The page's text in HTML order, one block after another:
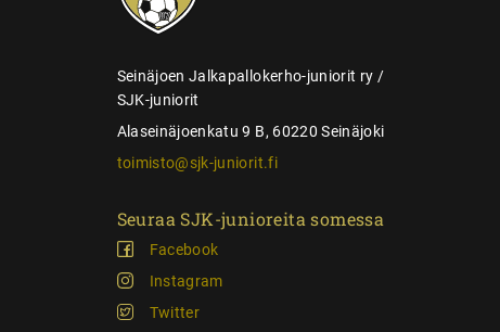
Seinäjoen Jalkapallokerho-juniorit ry /
SJK-juniorit
Alaseinäjoenkatu 9 B, 60220 Seinäjoki
toimisto@sjk-juniorit.fi
Seuraa SJK-junioreita somessa
Facebook
Instagram
Twitter